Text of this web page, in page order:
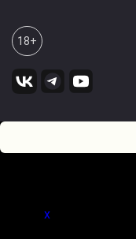
18+
x